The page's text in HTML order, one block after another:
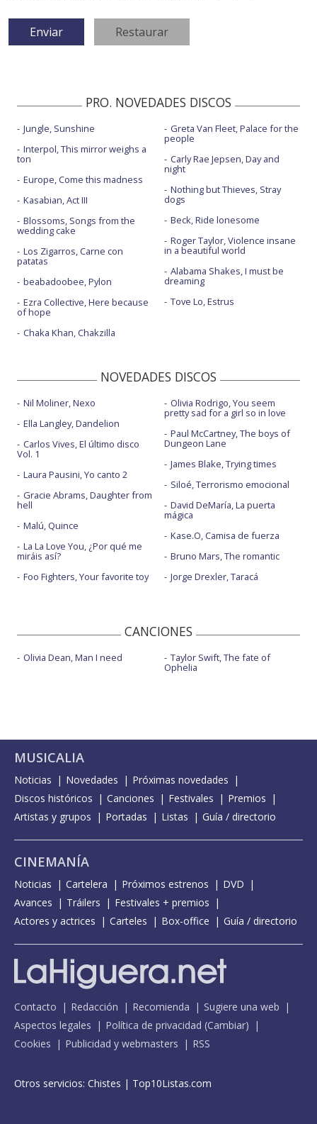
PRO. NOVEDADES DISCOS
Jungle, Sunshine
Interpol, This mirror weighs a
ton
Europe, Come this madness
Kasabian, Act III
Blossoms, Songs from the
wedding cake
Los Zigarros, Carne con
patatas
beabadoobee, Pylon
Ezra Collective, Here because
of hope
Chaka Khan, Chakzilla
Greta Van Fleet, Palace for the
people
Carly Rae Jepsen, Day and
night
Nothing but Thieves, Stray
dogs
Beck, Ride lonesome
Roger Taylor, Violence insane
in a beautiful world
Alabama Shakes, I must be
dreaming
Tove Lo, Estrus
NOVEDADES DISCOS
Nil Moliner, Nexo
Ella Langley, Dandelion
Carlos Vives, El último disco
Vol. 1
Laura Pausini, Yo canto 2
Gracie Abrams, Daughter from
hell
Malú, Quince
La La Love You, ¿Por qué me
miráis así?
Foo Fighters, Your favorite toy
Olivia Rodrigo, You seem
pretty sad for a girl so in love
Paul McCartney, The boys of
Dungeon Lane
James Blake, Trying times
Siloé, Terrorismo emocional
David DeMaría, La puerta
mágica
Kase.O, Camisa de fuerza
Bruno Mars, The romantic
Jorge Drexler, Taracá
CANCIONES
Olivia Dean, Man I need Taylor Swift, The fate of
Ophelia
MUSICALIA
Noticias Novedades
Próximas novedades
Discos históricos
Canciones Festivales
Premios
Artistas y grupos
Portadas Listas Guía / directorio
CINEMANÍA
Noticias Cartelera Próximos estrenos
DVD
Avances
Tráilers
Festivales + premios
Actores y actrices
Carteles Box-office Guía / directorio
Contacto Redacción Recomienda
Sugiere una web
Aspectos legales
Política de privacidad (Cambiar)
Cookies
Publicidad y webmasters RSS
Otros servicios: Chistes | Top10Listas.com